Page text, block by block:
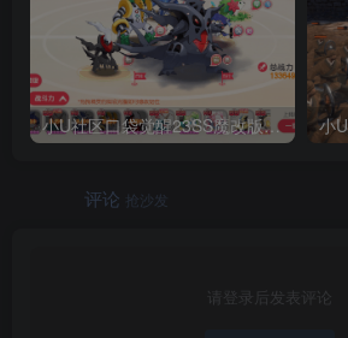
小U社区口袋觉醒23SS魔改版服务端横版卡牌手游+Linux手工服务端+GM授权后台+搭建视频
评论 抢沙发
请登录后发表评论